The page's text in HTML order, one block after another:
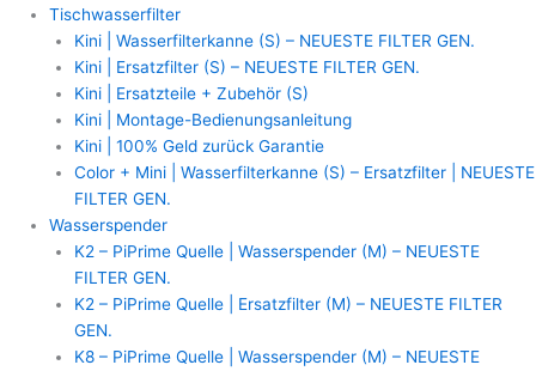
Tischwasserfilter
Kini | Wasserfilterkanne (S) – NEUESTE FILTER GEN.
Kini | Ersatzfilter (S) – NEUESTE FILTER GEN.
Kini | Ersatzteile + Zubehör (S)
Kini | Montage-Bedienungsanleitung
Kini | 100% Geld zurück Garantie
Color + Mini | Wasserfilterkanne (S) – Ersatzfilter | NEUESTE
FILTER GEN.
Wasserspender
K2 – PiPrime Quelle | Wasserspender (M) – NEUESTE
FILTER GEN.
K2 – PiPrime Quelle | Ersatzfilter (M) – NEUESTE FILTER
GEN.
K8 – PiPrime Quelle | Wasserspender (M) – NEUESTE